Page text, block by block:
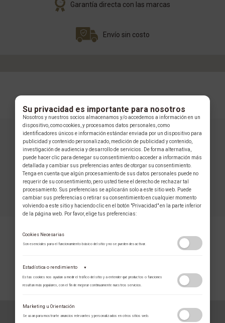
Garantía directa con las marcas
Envío sin costo
COLECCIÓN
Su privacidad es importante para nosotros
Nosotros y nuestros socios almacenamos y/o accedemos a información en un
dispositivo, como cookies, y procesamos datos personales, como
identificadores únicos e información estándar enviada por un dispositivo para
publicidad y contenido personalizado, medición de publicidad y contenido,
investigación de audiencia y desarrollo de servicios. De forma alternativa,
puede hacer clic para denegar su consentimiento o acceder a información más
detallada y cambiar sus preferencias antes de otorgar su consentimiento.
Tenga en cuenta que algún procesamiento de sus datos personales puede no
requerir de su consentimiento, pero usted tiene el derecho de rechazar tal
procesamiento. Sus preferencias se aplicarán solo a este sitio web. Puede
cambiar sus preferencias o retirar su consentimiento en cualquier momento
volviendo a este sitio y haciendo clic en el botón "Privacidad" en la parte inferior
de la página web. Por favor, elige tus preferencias:
Cookies Necesarias
Son esenciales para el funcionamiento básico del sitio y no se pueden desactivar.
Estadística o rendimiento ▼
Estas cookies nos ayudan a medir el tráfico del sitio y a entender qué productos o funciones
resultan más populares, con el fin de mejorar continuamente nuestros servicios.
Utilizamos Adobe Analytics para recopilar datos de uso anónimos, lo que nos
permite analizar el rendimiento de nuestro contenido y las interacciones de
Marketing u Orientación
Se usan para mostrarte anuncios relevantes y personalizados en otros sitios web.